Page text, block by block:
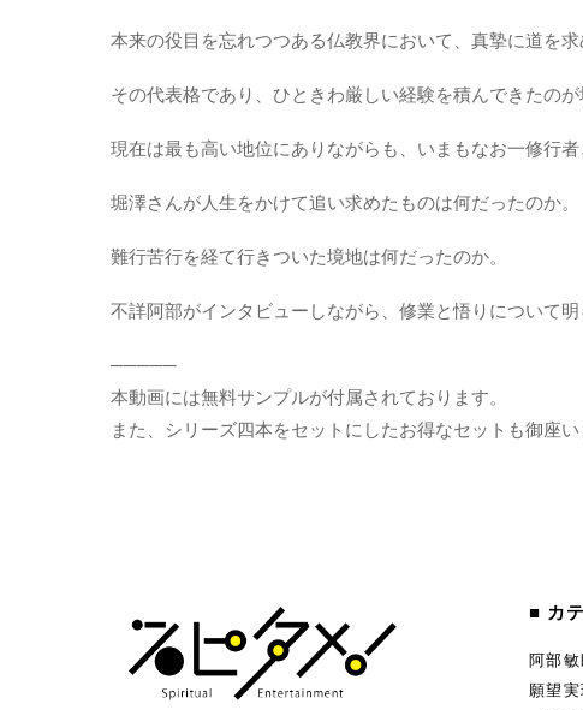
き】
本来の役目を忘れつつある仏教界において、真摯に道を
その代表格であり、ひときわ厳しい経験を積んできたのが
現在は最も高い地位にありながらも、いまもなお一修行者
堀澤さんが人生をかけて追い求めたものは何だったのか。
難行苦行を経て行きついた境地は何だったのか。
不詳阿部がインタビューしながら、修業と悟りについて明
─────
本動画には無料サンプルが付属されております。
また、シリーズ四本をセットにしたお得なセットも御座い
■ カ
阿部
願望